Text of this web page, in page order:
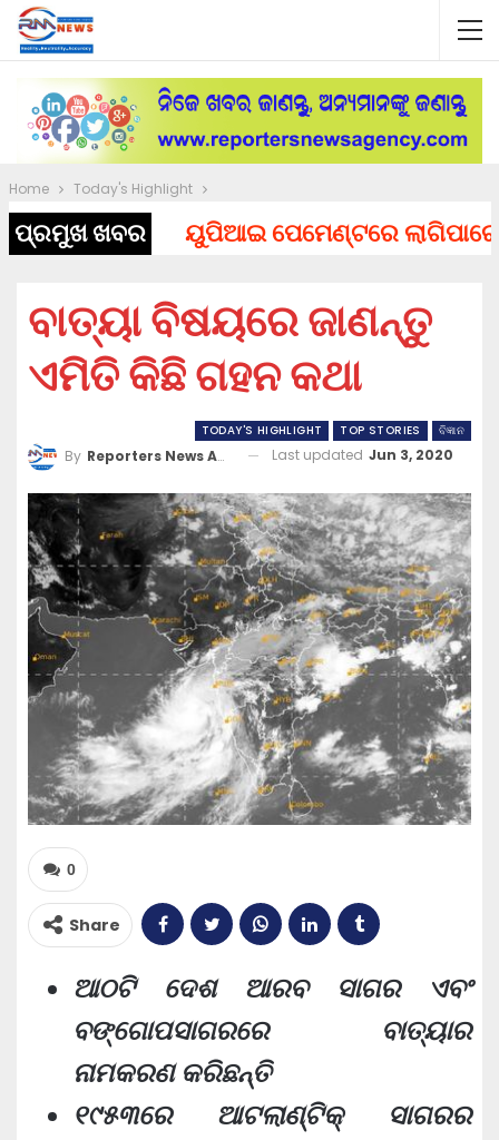
Home Today's Highlight
ପ୍ରମୁଖ ଖବରୟୁପିଆଇ ପେମେଣ୍ଟରେ ଲାଗିପାରେ
ବାତ୍ୟା ବିଷୟରେ ଜାଣନ୍ତୁ
ଏମିତି କିଛି ଗହନ କଥା
TODAY'S HIGHLIGHT TOP STORIES ବିଜ୍ଞାନ
By Reporters News Agency Last updated Jun 3, 2020
0
Share
ଆଠଟି ଦେଶ ଆରବ ସାଗର ଏବଂ
ବଙ୍ଗୋପସାଗରରେ ବାତ୍ୟାର
ନାମକରଣ କରିଛନ୍ତି
୧୯୫୩ରେ ଆଟଲାଣ୍ଟିକ୍ ସାଗରର